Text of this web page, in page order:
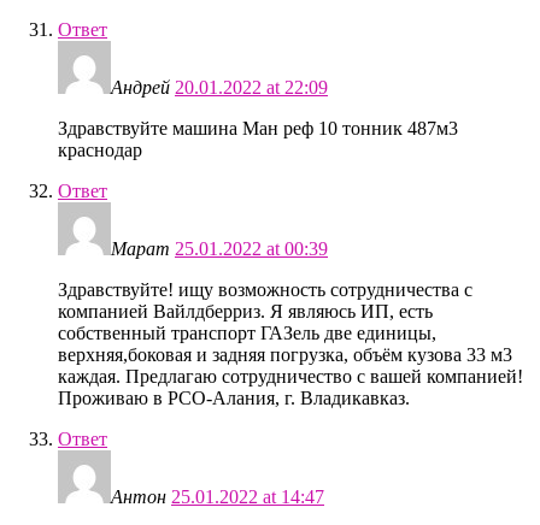
Ответ
Андрей 20.01.2022 at 22:09
Здравствуйте машина Ман реф 10 тонник 487м3
краснодар
Ответ
Марат 25.01.2022 at 00:39
Здравствуйте! ищу возможность сотрудничества с
компанией Вайлдберриз. Я являюсь ИП, есть
собственный транспорт ГАЗель две единицы,
верхняя,боковая и задняя погрузка, объём кузова 33 м3
каждая. Предлагаю сотрудничество с вашей компанией!
Проживаю в РСО-Алания, г. Владикавказ.
Ответ
Антон 25.01.2022 at 14:47